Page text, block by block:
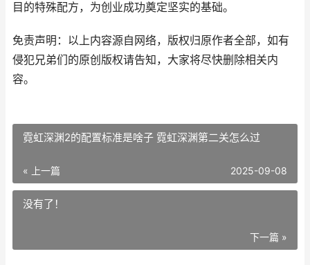
目的特殊配方，为创业成功奠定坚实的基础。
免责声明：以上内容源自网络，版权归原作者全部，如有
侵犯兄弟们的原创版权请告知，大家将尽快删除相关内
容。
霓虹深渊2的配置标准是啥子 霓虹深渊第二关怎么过
« 上一篇 2025-09-08
没有了！
下一篇 »